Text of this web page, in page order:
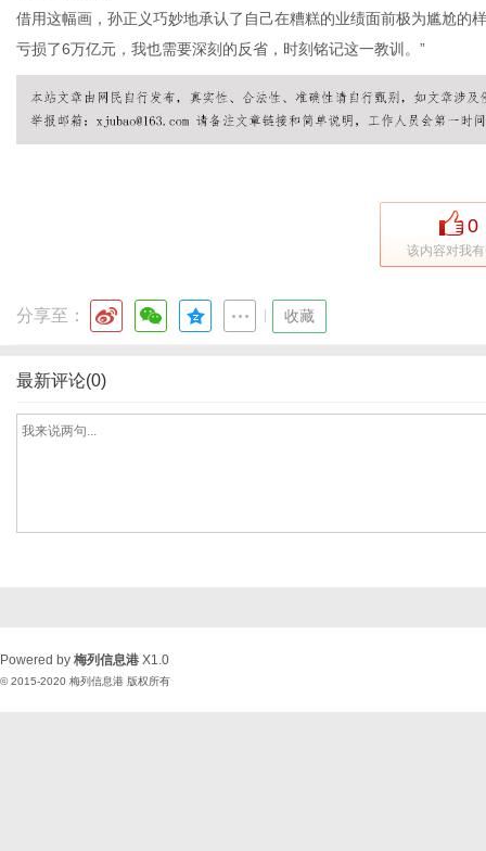
借用这幅画，孙正义巧妙地承认了自己在糟糕的业绩面前极为尴尬的
亏损了6万亿元，我也需要深刻的反省，时刻铭记这一教训。”
0
该内容对我
分享至： 收藏
最新评论(0)
Powered by 梅列信息港 X1.0
© 2015-2020 梅列信息港 版权所有